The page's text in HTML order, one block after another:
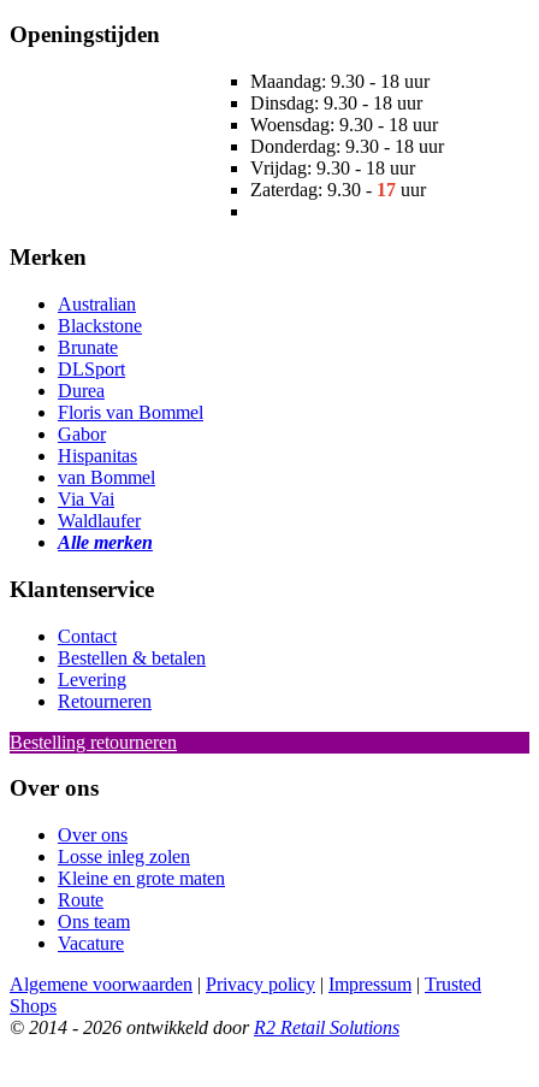
Openingstijden
Maandag: 9.30 - 18 uur
Dinsdag: 9.30 - 18 uur
Woensdag: 9.30 - 18 uur
Donderdag: 9.30 - 18 uur
Vrijdag: 9.30 - 18 uur
Zaterdag: 9.30 - 17 uur
Merken
Australian
Blackstone
Brunate
DLSport
Durea
Floris van Bommel
Gabor
Hispanitas
van Bommel
Via Vai
Waldlaufer
Alle merken
Klantenservice
Contact
Bestellen & betalen
Levering
Retourneren
Bestelling retourneren
Over ons
Over ons
Losse inleg zolen
Kleine en grote maten
Route
Ons team
Vacature
Algemene voorwaarden | Privacy policy | Impressum | Trusted
Shops
© 2014 - 2026 ontwikkeld door R2 Retail Solutions